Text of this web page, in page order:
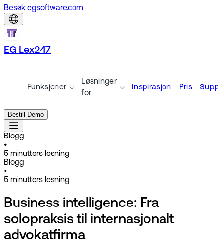
Besøk egsoftware.com
EG Lex247
Funksjoner
Løsninger
for
Inspirasjon Pris
Bestill Demo
Blogg
•
5 minutters lesning
Blogg
•
5 minutters lesning
Business intelligence: Fra
solopraksis til internasjonalt
advokatfirma